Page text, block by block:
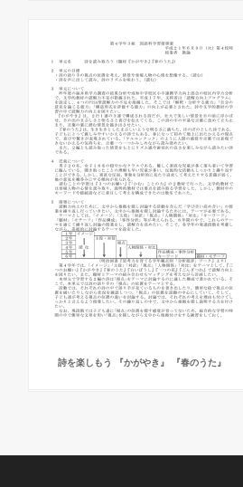
詩を楽しもう 『かがやき』 『春のうた』